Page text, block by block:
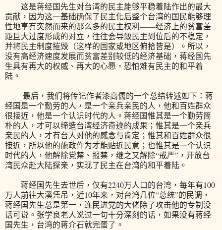
这是蒋经国先生对台湾的民主能够平稳着陆作出的最大
贡献，因为这一基础确保了民主化后整个台湾的国民能够理
性地享有突然而来的那么多的民主权利——经济上的贫富差
距巨大过度形成的对立，往往会导致民主到位后的不稳定，
并将民主制度摧毁（这样的国家或地区俯拾皆是）。所以，
没有高经济速度发展而贫富差别较低的经济基础，蒋经国先
生具有再大的权威、再大的心愿，恐怕难有民主的和平着
陆。
最后，我们将传记作者漆高儒的一个总结转述如下：蒋
经国是一个勤劳的人，是一个亲兵亲民的人，他和百姓群众
很接近，他是一个认识时代的人。蒋经国惟其是一个勤劳简
朴的人，才可以缔造台湾经济奇迹的成果；惟其是一个亲兵
亲民的人，才有台人对他的感念与肯定；惟其和百姓群众很
接近，所以他的施政作为才能贴近民意；也惟其是一个认识
时代的人，他解除党禁、报禁，继之又解除“戒严”，开放台
湾民众赴大陆探亲，实现了民主在台湾的和平着陆。
蒋经国先生去世后，仅有2240万人口的台湾，每年有100
万人前往大溪凭吊，近10年来，对台湾几位“总统”的民调，
蒋经国先生总是第一，连民进党的大佬除了攻击他的专制没
话可说。张学良老人说过一句十分深刻的话，如果没有蒋经
国先生，台湾的蒋介石就完蛋了。